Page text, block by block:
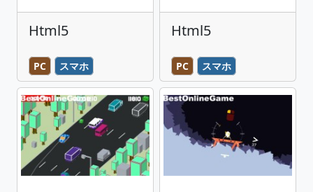
Html5
PC スマホ
Html5
PC スマホ